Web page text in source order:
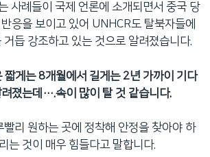
사례들이 국제 언론에 소개되면서 중국 당
응을 보이고 있어 UNHCR도 탈북자들에
거듭 강조하고 있는 것으로 알려졌습니다.
짧게는 8개월에서 길게는 2년 가까이 기다
졌는데….속이 많이 탈 것 같습니다.
빨리 원하는 곳에 정착해 안정을 찾아야 하
는 것이 매우 힘들다고 말합니다.